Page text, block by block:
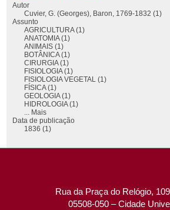
Autor
Cuvier, G. (Georges), Baron, 1769-1832 (1)
Assunto
AGRICULTURA (1)
ANATOMIA (1)
ANIMAIS (1)
BOTÂNICA (1)
CIRURGIA (1)
FISIOLOGIA (1)
FISIOLOGIA VEGETAL (1)
FÍSICA (1)
GEOLOGIA (1)
HIDROLOGIA (1)
... Mais
Data de publicação
1836 (1)
Rua da Praça do Relógio,
05508-050 – Cidade